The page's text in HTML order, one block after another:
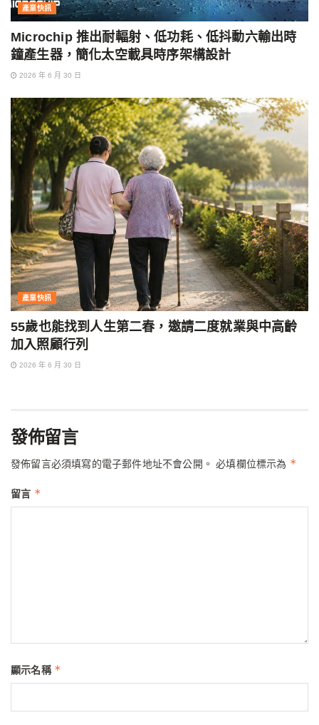
產業快訊
Microchip 推出耐輻射、低功耗、低抖動六輸出時
鐘產生器，簡化太空載具時序架構設計
2026 年 6 月 30 日
產業快訊
55歲也能找到人生第二春，邀請二度就業與中高齡
加入照顧行列
2026 年 6 月 30 日
發佈留言
發佈留言必須填寫的電子郵件地址不會公開。 必填欄位標示為 *
留言 *
顯示名稱 *